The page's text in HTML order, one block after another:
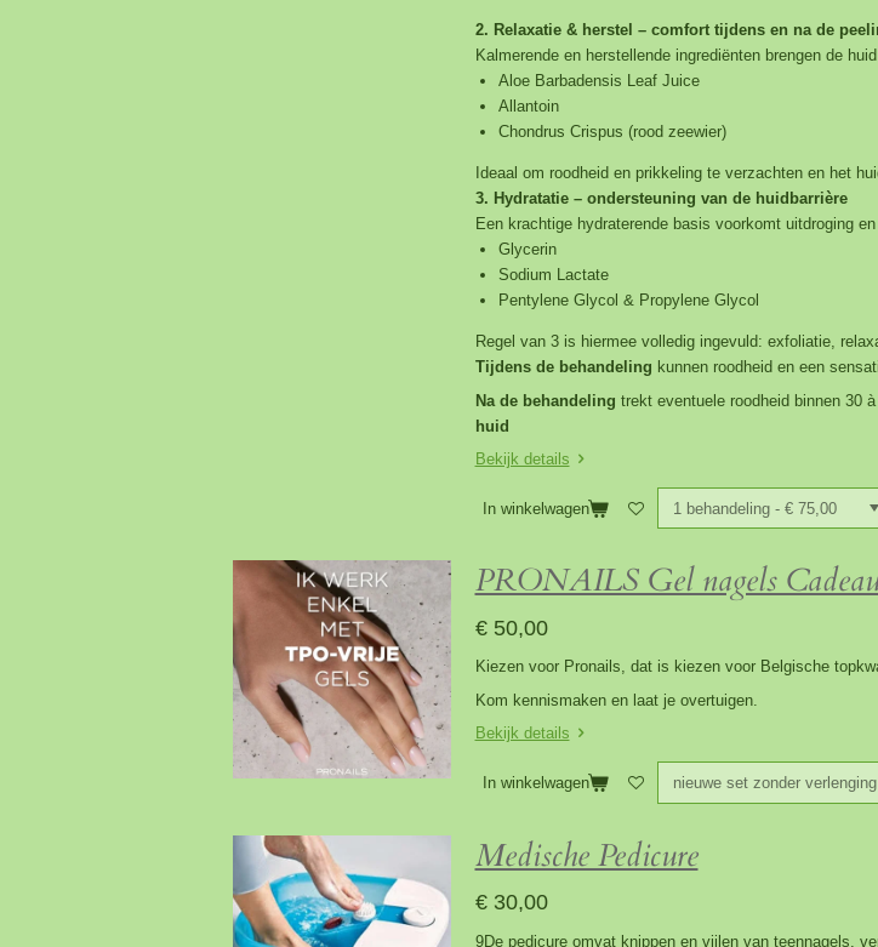
2. Relaxatie & herstel – comfort tijdens en na de
Kalmerende en herstellende ingrediënten brengen de
Aloe Barbadensis Leaf Juice
Allantoin
Chondrus Crispus (rood zeewier)
Ideaal om roodheid en prikkeling te verzachten en het
3. Hydratatie – ondersteuning van de huidbarrière
Een krachtige hydraterende basis voorkomt uitdroging
Glycerin
Sodium Lactate
Pentylene Glycol & Propylene Glycol
Regel van 3 is hiermee volledig ingevuld: exfoliatie,
Tijdens de behandeling kunnen roodheid en een
Na de behandeling trekt eventuele roodheid binnen 30
huid
Bekijk details
In winkelwagen
PRONAILS Gel nagels
€ 50,00
Kiezen voor Pronails, dat is kiezen voor Belgische
Kom kennismaken en laat je overtuigen.
Bekijk details
In winkelwagen
Medische Pedicure
€ 30,00
9De pedicure omvat knippen en vijlen van teennagels,